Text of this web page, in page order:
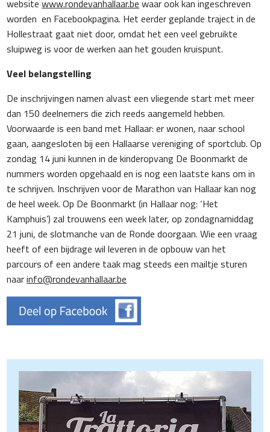
websitewww.rondevanhallaar.be waar ook kan ingeschreven
worden en Facebookpagina. Het eerder geplande traject in de
Hollestraat gaat niet door, omdat het een veel gebruikte
sluipweg is voor de werken aan het gouden kruispunt.
Veel belangstelling
De inschrijvingen namen alvast een vliegende start met meer
dan 150 deelnemers die zich reeds aangemeld hebben.
Voorwaarde is een band met Hallaar: er wonen, naar school
gaan, aangesloten bij een Hallaarse vereniging of sportclub. Op
zondag 14 juni kunnen in de kinderopvang De Boonmarkt de
nummers worden opgehaald en is nog een laatste kans om in
te schrijven. Inschrijven voor de Marathon van Hallaar kan nog
de heel week. Op De Boonmarkt (in Hallaar nog: ‘Het
Kamphuis’) zal trouwens een week later, op zondagnamiddag
21 juni, de slotmanche van de Ronde doorgaan. Wie een vraag
heeft of een bijdrage wil leveren in de opbouw van het
parcours of een andere taak mag steeds een mailtje sturen
naarinfo@rondevanhallaar.be